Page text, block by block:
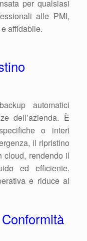
per qualsiasi
alle PMI,
affidabile.
automatici
dell’azienda. È
o interi
il ripristino
cloud, rendendo il
ed efficiente.
e riduce al